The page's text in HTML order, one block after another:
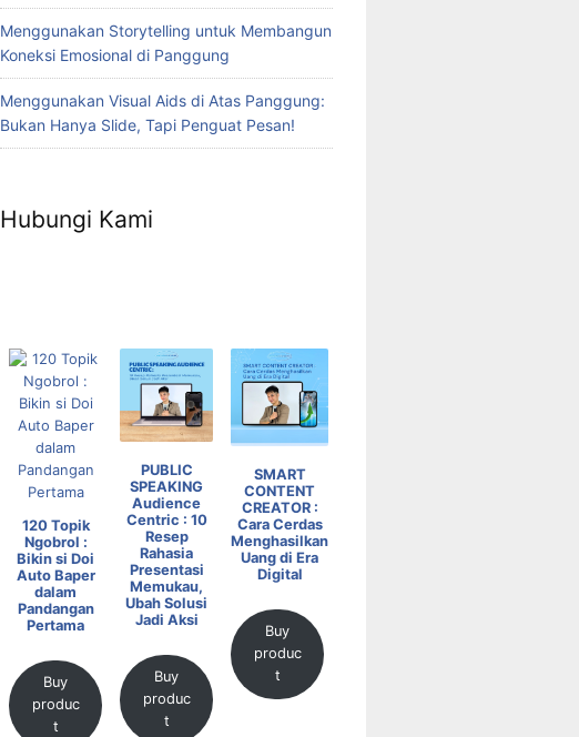
Menggunakan Storytelling untuk Membangun
Koneksi Emosional di Panggung
Menggunakan Visual Aids di Atas Panggung:
Bukan Hanya Slide, Tapi Penguat Pesan!
Hubungi Kami
120 Topik
Ngobrol :
Bikin si Doi
Auto Baper
dalam
Pandangan
Pertama
Buy
produc
t
PUBLIC
SPEAKING
Audience
Centric : 10
Resep
Rahasia
Presentasi
Memukau,
Ubah Solusi
Jadi Aksi
Buy
produc
t
SMART
CONTENT
CREATOR :
Cara Cerdas
Menghasilkan
Uang di Era
Digital
Buy
produc
t